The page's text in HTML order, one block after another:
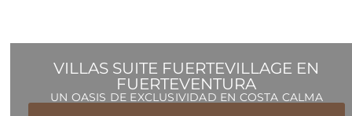
VILLAS SUITE FUERTEVILLAGE EN
FUERTEVENTURA
UN OASIS DE EXCLUSIVIDAD EN COSTA CALMA